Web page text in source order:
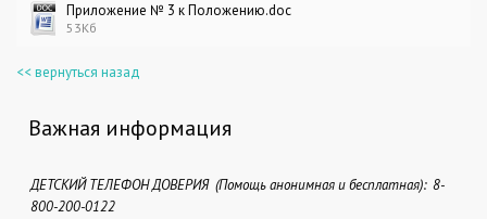
Приложение № 3 к Положению.doc
53Кб
<< вернуться назад
Важная информация
ДЕТСКИЙ ТЕЛЕФОН ДОВЕРИЯ (Помощь анонимная и бесплатная): 8-
800-200-0122